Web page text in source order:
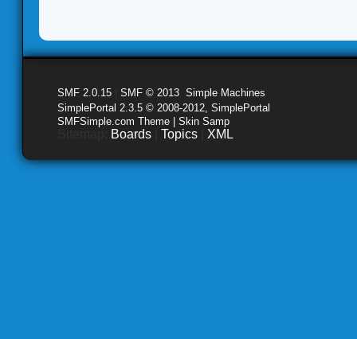
SMF 2.0.15 SMF © 2013 Simple Machines
SimplePortal 2.3.5 © 2008-2012, SimplePortal
SMFSimple.com Theme | Skin Samp
Boards Topics XML